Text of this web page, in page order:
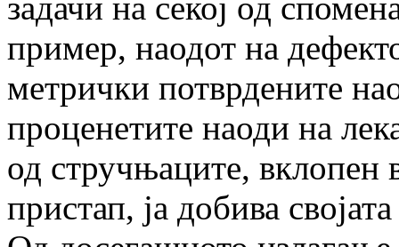
задачи на секој од
при­мер, наодот на
метрички потврдените
проценетите наоди на
од стручњаците,
пристап, ја доби­ва